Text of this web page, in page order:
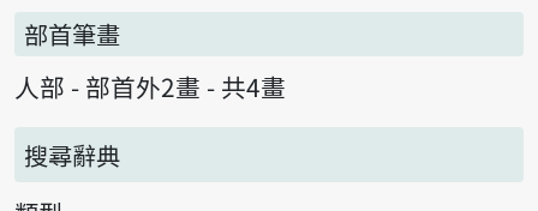
部首筆畫
人部 - 部首外2畫 - 共4畫
搜尋辭典